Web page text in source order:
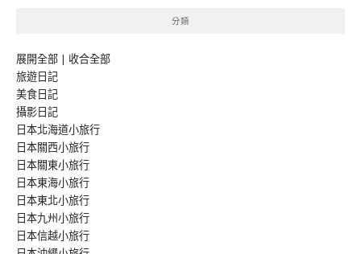
分類
展開全部 | 收合全部
旅遊日記
美食日記
攝影日記
日本北海道小旅行
日本關西小旅行
日本關東小旅行
日本東海小旅行
日本東北小旅行
日本九州小旅行
日本信越小旅行